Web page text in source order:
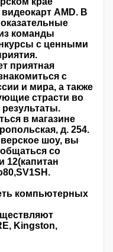
AMD. В
команды
с ценными
приятная
с
и мира, а также
страсти во
в магазине
д. 254.
шоу, вы
со
12(капитан
компьютерных
Kingston,